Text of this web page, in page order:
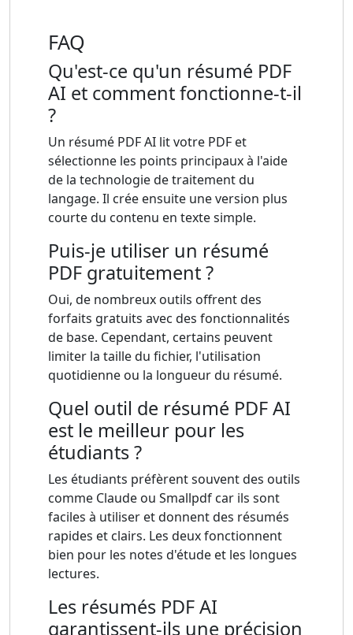
FAQ
Qu'est-ce qu'un résumé PDF
AI et comment fonctionne-t-il
?
Un résumé PDF AI lit votre PDF et
sélectionne les points principaux à l'aide
de la technologie de traitement du
langage. Il crée ensuite une version plus
courte du contenu en texte simple.
Puis-je utiliser un résumé
PDF gratuitement ?
Oui, de nombreux outils offrent des
forfaits gratuits avec des fonctionnalités
de base. Cependant, certains peuvent
limiter la taille du fichier, l'utilisation
quotidienne ou la longueur du résumé.
Quel outil de résumé PDF AI
est le meilleur pour les
étudiants ?
Les étudiants préfèrent souvent des outils
comme Claude ou Smallpdf car ils sont
faciles à utiliser et donnent des résumés
rapides et clairs. Les deux fonctionnent
bien pour les notes d'étude et les longues
lectures.
Les résumés PDF AI
garantissent-ils une précision